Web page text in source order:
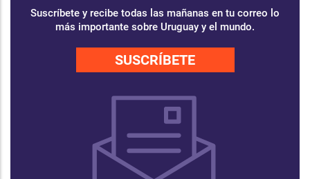
Suscríbete y recibe todas las mañanas en tu correo lo
más importante sobre Uruguay y el mundo.
SUSCRÍBETE